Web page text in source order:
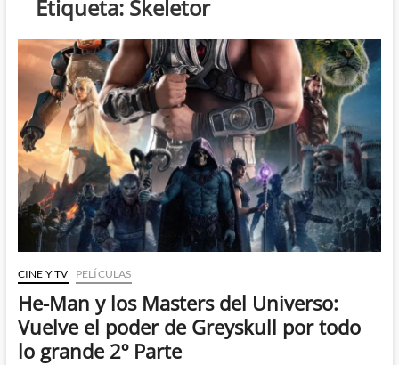
Etiqueta: Skeletor
CINE Y TV PELÍCULAS
He-Man y los Masters del Universo:
Vuelve el poder de Greyskull por todo
lo grande 2º Parte